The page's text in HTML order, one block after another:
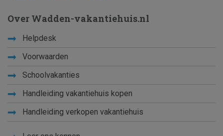
Over Wadden-vakantiehuis.nl
Helpdesk
Voorwaarden
Schoolvakanties
Handleiding vakantiehuis kopen
Handleiding verkopen vakantiehuis